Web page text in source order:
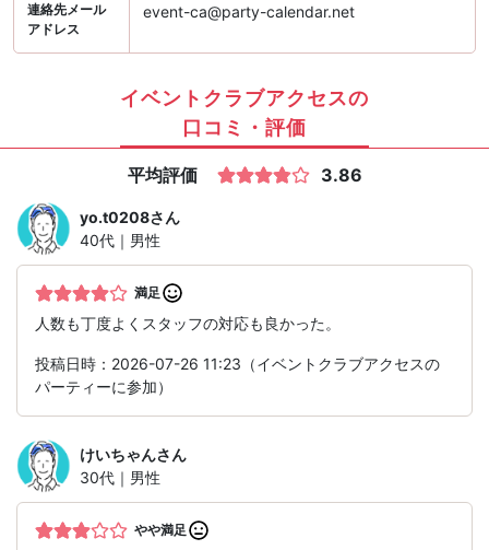
連絡先メール
アドレス
event-ca@party-calendar.net
イベントクラブアクセスの
口コミ・評価
平均評価 3.86
yo.t0208さん
40代｜男性
満足
人数も丁度よくスタッフの対応も良かった。
投稿日時：2026-07-26 11:23（イベントクラブアクセスの
パーティーに参加）
けいちゃんさん
30代｜男性
やや満足